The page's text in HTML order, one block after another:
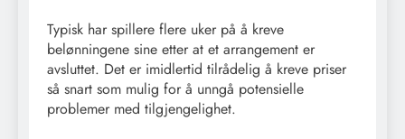
Typisk har spillere flere uker på å kreve
belønningene sine etter at et arrangement er
avsluttet. Det er imidlertid tilrådelig å kreve priser
så snart som mulig for å unngå potensielle
problemer med tilgjengelighet.